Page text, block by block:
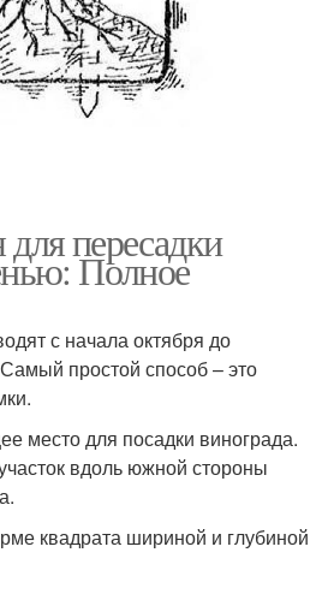
пересадки
Полное
с начала октября до
простой способ – это
место для посадки винограда.
вдоль южной стороны
квадрата шириной и глубиной